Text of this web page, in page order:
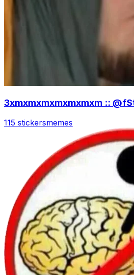
3xmxmxmxmxmxmxm ::
115 stickersmemes